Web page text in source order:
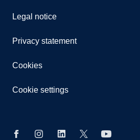
Legal notice
Privacy statement
Cookies
Cookie settings